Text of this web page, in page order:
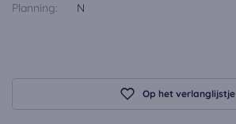
Planning:
N
Op het verlanglijstje